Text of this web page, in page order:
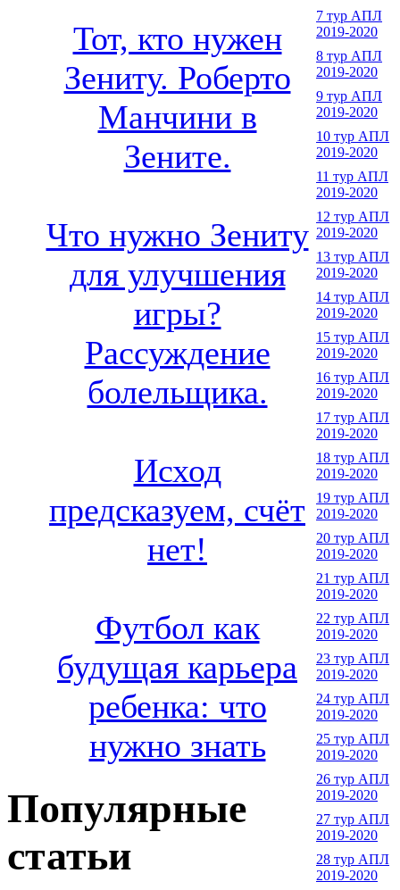
Тот, кто нужен
Зениту. Роберто
Манчини в
Зените.
Что нужно Зениту
для улучшения
игры?
Рассуждение
болельщика.
Исход
предсказуем, счёт
нет!
Футбол как
будущая карьера
ребенка: что
нужно знать
Популярные
статьи
7 тур АПЛ
2019-2020
8 тур АПЛ
2019-2020
9 тур АПЛ
2019-2020
10 тур АПЛ
2019-2020
11 тур АПЛ
2019-2020
12 тур АПЛ
2019-2020
13 тур АПЛ
2019-2020
14 тур АПЛ
2019-2020
15 тур АПЛ
2019-2020
16 тур АПЛ
2019-2020
17 тур АПЛ
2019-2020
18 тур АПЛ
2019-2020
19 тур АПЛ
2019-2020
20 тур АПЛ
2019-2020
21 тур АПЛ
2019-2020
22 тур АПЛ
2019-2020
23 тур АПЛ
2019-2020
24 тур АПЛ
2019-2020
25 тур АПЛ
2019-2020
26 тур АПЛ
2019-2020
27 тур АПЛ
2019-2020
28 тур АПЛ
2019-2020